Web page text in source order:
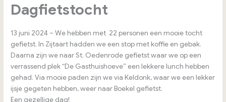
Dagfietstocht
13 juni 2024 – We hebben met 22 personen een mooie tocht
gefietst. In Zijtaart hadden we een stop met koffie en gebak.
Daarna zijn we naar St. Oedenrode gefietst waar we op een
verrassend plek “De Gasthuishoeve” een lekkere lunch hebben
gehad. Via mooie paden zijn we via Keldonk, waar we een lekker
ijsje gegeten hebben, weer naar Boekel gefietst.
Een gezellige dag!